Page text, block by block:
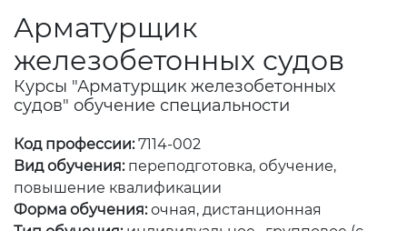
Арматурщик
железобетонных судов
Курсы "Арматурщик железобетонных
судов" обучение специальности
Код профессии:7114-002
Вид обучения: переподготовка, обучение,
повышение квалификации
Форма обучения: очная, дистанционная